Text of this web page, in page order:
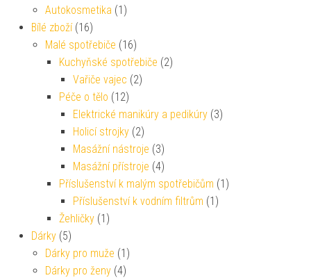
Autokosmetika (1)
Bílé zboží (16)
Malé spotřebiče (16)
Kuchyňské spotřebiče (2)
Vařiče vajec (2)
Péče o tělo (12)
Elektrické manikúry a pedikúry (3)
Holicí strojky (2)
Masážní nástroje (3)
Masážní přístroje (4)
Příslušenství k malým spotřebičům (1)
Příslušenství k vodním filtrům (1)
Žehličky (1)
Dárky (5)
Dárky pro muže (1)
Dárky pro ženy (4)